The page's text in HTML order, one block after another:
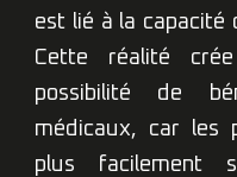
est lié à la capacité
Cette réalité
possibilité de
médicaux, car les
plus facilement